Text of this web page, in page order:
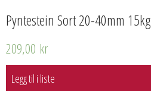
Pyntestein Sort 20-40mm 15kg
209,00 kr
Legg til i liste